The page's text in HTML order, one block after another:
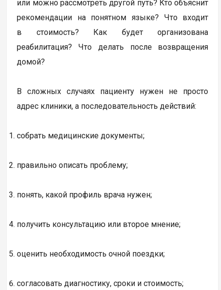
или можно рассмотреть другой путь? Кто объяснит
рекомендации на понятном языке? Что входит
в стоимость? Как будет организована
реабилитация? Что делать после возвращения
домой?
В сложных случаях пациенту нужен не просто
адрес клиники, а последовательность действий:
собрать медицинские документы;
правильно описать проблему;
понять, какой профиль врача нужен;
получить консультацию или второе мнение;
оценить необходимость очной поездки;
согласовать диагностику, сроки и стоимость;